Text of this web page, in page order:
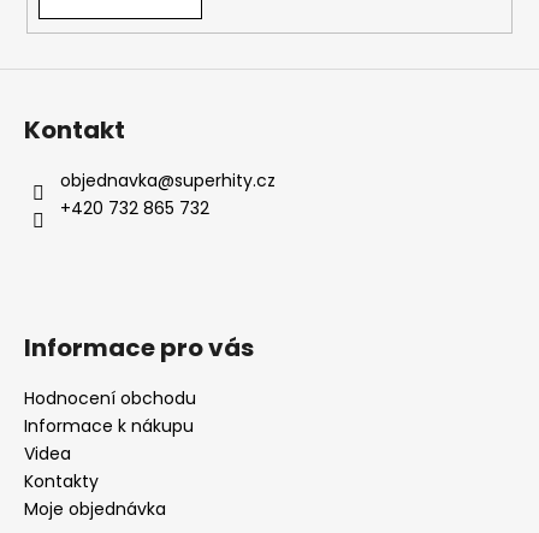
Kontakt
objednavka@superhity.cz
+420 732 865 732
Informace pro vás
Hodnocení obchodu
Informace k nákupu
Videa
Kontakty
Moje objednávka